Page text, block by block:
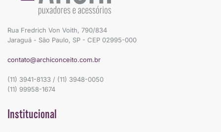
Rua Fredrich Von Voith, 790/834
Jaraguá - São Paulo, SP - CEP 02995-000
contato@archiconceito.com.br
(11) 3941-8133 / (11) 3948-0050
(11) 99958-1674
Institucional